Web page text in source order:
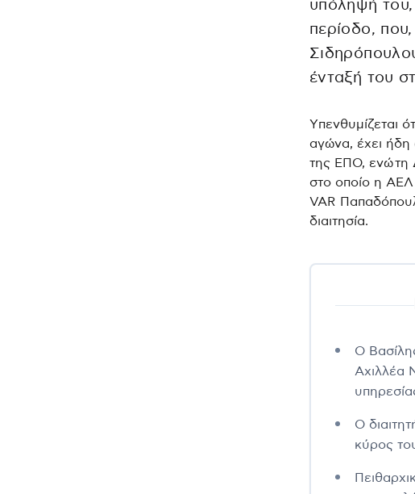
υπόληψή του,
περίοδο,
ένταξή του
Yπενθυμίζεται
αγώνα, έχει ήδη
της ΕΠΟ, ενώ τη
στο οποίο η ΑΕΛ
VAR
διαιτησία.
Ο
Αχιλλέα
Ο
κύρος